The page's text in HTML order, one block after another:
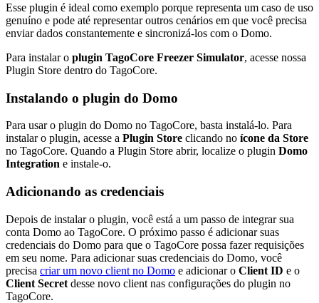
Esse plugin é ideal como exemplo porque representa um caso de uso
genuíno e pode até representar outros cenários em que você precisa
enviar dados constantemente e sincronizá-los com o Domo.
Para instalar o plugin TagoCore Freezer Simulator, acesse nossa
Plugin Store dentro do TagoCore.
Instalando o plugin do Domo
Para usar o plugin do Domo no TagoCore, basta instalá-lo. Para
instalar o plugin, acesse a Plugin Store clicando no ícone da Store
no TagoCore. Quando a Plugin Store abrir, localize o plugin Domo
Integration e instale-o.
Adicionando as credenciais
Depois de instalar o plugin, você está a um passo de integrar sua
conta Domo ao TagoCore. O próximo passo é adicionar suas
credenciais do Domo para que o TagoCore possa fazer requisições
em seu nome. Para adicionar suas credenciais do Domo, você
precisa criar um novo client no Domo e adicionar o Client ID e o
Client Secret desse novo client nas configurações do plugin no
TagoCore.